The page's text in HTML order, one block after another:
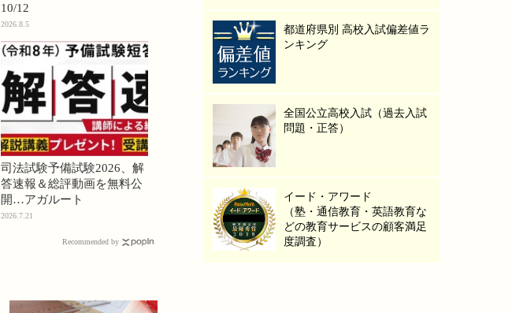
10/12
2026.8.5
司法試験予備試験2026、解
答速報＆総評動画を無料公
開…アガルート
2026.7.21
Recommended by
都道府県別 高校入試偏差値ラ
ンキング
全国公立高校入試（過去入試
問題・正答）
イード・アワード
（塾・通信教育・英語教育な
どの教育サービスの顧客満足
度調査）